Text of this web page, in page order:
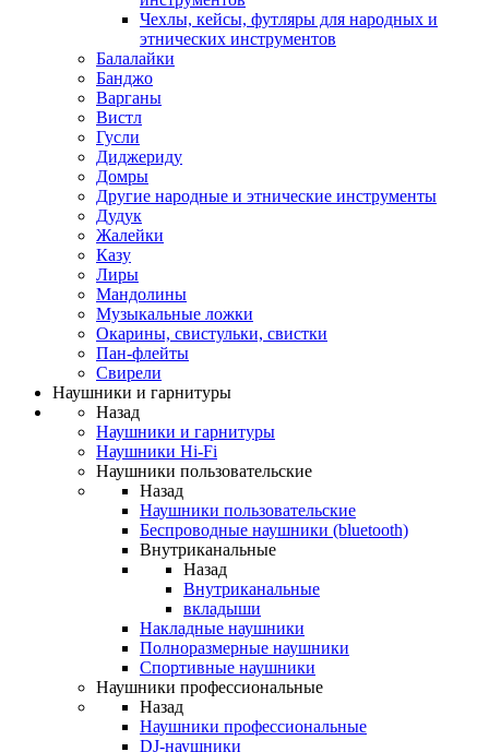
Чехлы, кейсы, футляры для народных и
этнических инструментов
Балалайки
Банджо
Варганы
Вистл
Гусли
Диджериду
Домры
Другие народные и этнические инструменты
Дудук
Жалейки
Казу
Лиры
Мандолины
Музыкальные ложки
Окарины, свистульки, свистки
Пан-флейты
Свирели
Наушники и гарнитуры
Назад
Наушники и гарнитуры
Наушники Hi-Fi
Наушники пользовательские
Назад
Наушники пользовательские
Беспроводные наушники (bluetooth)
Внутриканальные
Назад
Внутриканальные
вкладыши
Накладные наушники
Полноразмерные наушники
Спортивные наушники
Наушники профессиональные
Назад
Наушники профессиональные
DJ-наушники